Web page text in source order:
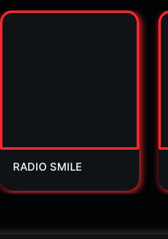
RADIO SMILE